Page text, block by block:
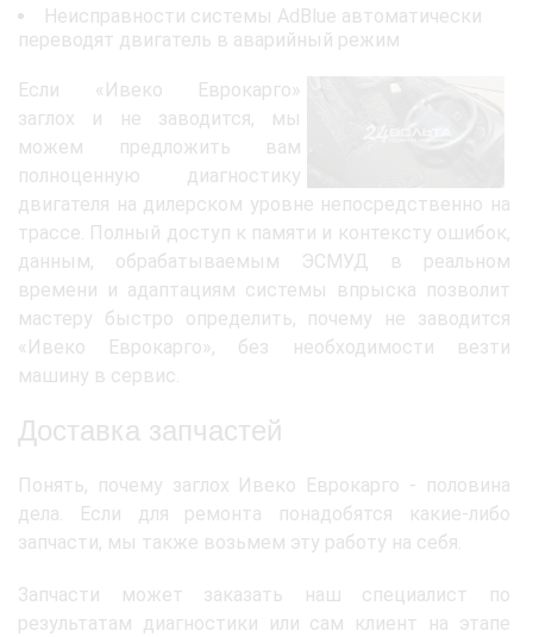
Неисправности системы AdBlue автоматически
переводят двигатель в аварийный режим
Если «Ивеко Еврокарго»
заглох и не заводится, мы
можем предложить вам
полноценную диагностику
двигателя на дилерском уровне непосредственно на
трассе. Полный доступ к памяти и контексту ошибок,
данным, обрабатываемым ЭСМУД в реальном
времени и адаптациям системы впрыска позволит
мастеру быстро определить, почему не заводится
«Ивеко Еврокарго», без необходимости везти
машину в сервис.
Доставка запчастей
Понять, почему заглох Ивеко Еврокарго - половина
дела. Если для ремонта понадобятся какие-либо
запчасти, мы также возьмем эту работу на себя.
Запчасти может заказать наш специалист по
результатам диагностики или сам клиент на этапе